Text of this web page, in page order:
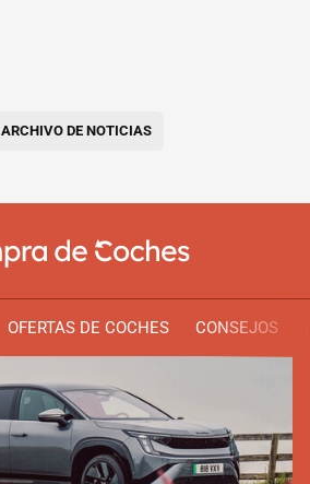
ARCHIVO DE NOTICIAS
OFERTAS DE COCHES CONSEJOS